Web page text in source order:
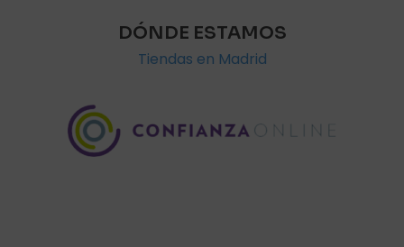
DÓNDE ESTAMOS
Tiendas en Madrid